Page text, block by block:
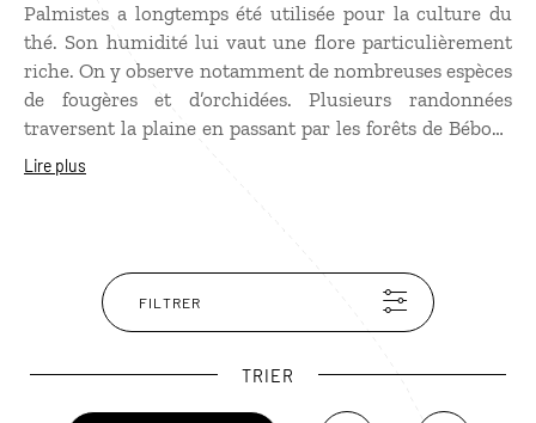
Palmistes a longtemps été utilisée pour la culture du
thé. Son humidité lui vaut une flore particulièrement
riche. On y observe notamment de nombreuses espèces
de fougères et d’orchidées. Plusieurs randonnées
traversent la plaine en passant par les forêts de Bébour
et Bélouve. D’autres conduisent au piton de l’Eau ou à
Lire plus
FILTRER
TRIER